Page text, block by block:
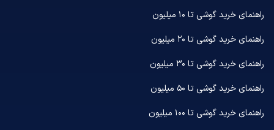
راهنمای خرید گوشی تا ۱۰ میلیون
راهنمای خرید گوشی تا ۲۰ میلیون
راهنمای خرید گوشی تا ۳۰ میلیون
راهنمای خرید گوشی تا ۵۰ میلیون
راهنمای خرید گوشی تا ۱۰۰ میلیون